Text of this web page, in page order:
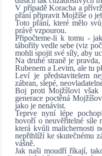
V případě Koracha a
přání připravit Mojžíše o
Toto přání, které mělo
právě vzpourou.
Připočteme-li k tomu -
tábořily vedle sebe (viz
mohli spojit své síly, aby
Na druhé straně je
Rubenem a Levim, ale tu
Leví je představitelem
zábran, slepé,
Boj proti Mojžíšovi však
generace poctěná
jako je nenávist.
Teprve nyní lépe
hovoří o neuvěřitelné síle
která kvůli malichernosti
nepřihlíží ke skutečnému
vášně.
Jak naši moudří říkají,